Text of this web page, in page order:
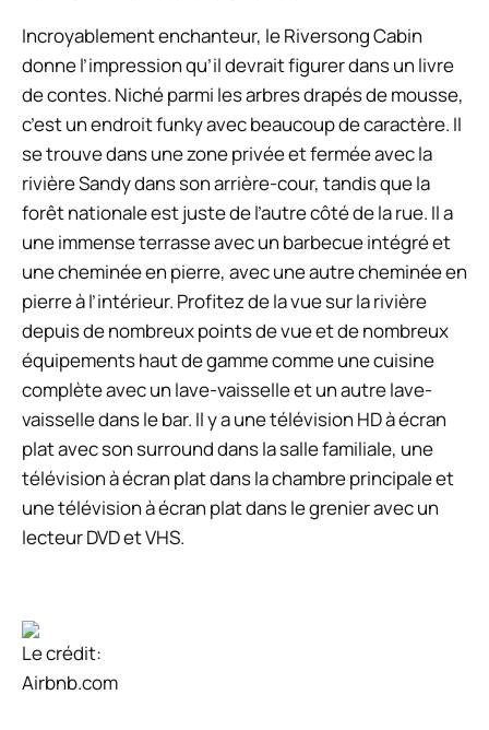
Incroyablement enchanteur, le Riversong Cabin
donne l’impression qu’il devrait figurer dans un livre
de contes. Niché parmi les arbres drapés de mousse,
c’est un endroit funky avec beaucoup de caractère. Il
se trouve dans une zone privée et fermée avec la
rivière Sandy dans son arrière-cour, tandis que la
forêt nationale est juste de l’autre côté de la rue. Il a
une immense terrasse avec un barbecue intégré et
une cheminée en pierre, avec une autre cheminée en
pierre à l’intérieur. Profitez de la vue sur la rivière
depuis de nombreux points de vue et de nombreux
équipements haut de gamme comme une cuisine
complète avec un lave-vaisselle et un autre lave-
vaisselle dans le bar. Il y a une télévision HD à écran
plat avec son surround dans la salle familiale, une
télévision à écran plat dans la chambre principale et
une télévision à écran plat dans le grenier avec un
lecteur DVD et VHS.
Le crédit:
Airbnb.com